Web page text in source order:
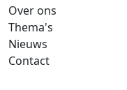
Over ons
Thema's
Nieuws
Contact